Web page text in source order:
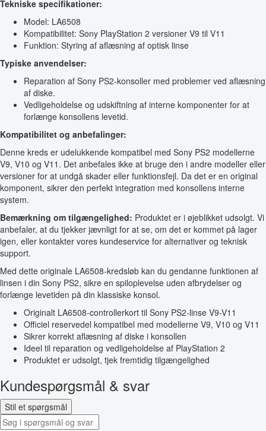
Tekniske specifikationer:
Model: LA6508
Kompatibilitet: Sony PlayStation 2 versioner V9 til V11
Funktion: Styring af aflæsning af optisk linse
Typiske anvendelser:
Reparation af Sony PS2-konsoller med problemer ved aflæsning
af diske.
Vedligeholdelse og udskiftning af interne komponenter for at
forlænge konsollens levetid.
Kompatibilitet og anbefalinger:
Denne kreds er udelukkende kompatibel med Sony PS2 modellerne
V9, V10 og V11. Det anbefales ikke at bruge den i andre modeller eller
versioner for at undgå skader eller funktionsfejl. Da det er en original
komponent, sikrer den perfekt integration med konsollens interne
system.
Bemærkning om tilgængelighed: Produktet er i øjeblikket udsolgt. Vi
anbefaler, at du tjekker jævnligt for at se, om det er kommet på lager
igen, eller kontakter vores kundeservice for alternativer og teknisk
support.
Med dette originale LA6508-kredsløb kan du gendanne funktionen af
linsen i din Sony PS2, sikre en spiloplevelse uden afbrydelser og
forlænge levetiden på din klassiske konsol.
Originalt LA6508-controllerkort til Sony PS2-linse V9-V11
Officiel reservedel kompatibel med modellerne V9, V10 og V11
Sikrer korrekt aflæsning af diske i konsollen
Ideel til reparation og vedligeholdelse af PlayStation 2
Produktet er udsolgt, tjek fremtidig tilgængelighed
Kundespørgsmål & svar
Stil et spørgsmål